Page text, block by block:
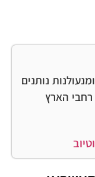
נותנים
רחבי הארץ